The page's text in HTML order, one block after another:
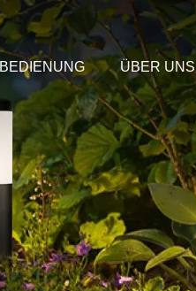
BEDIENUNG ÜBER UNS